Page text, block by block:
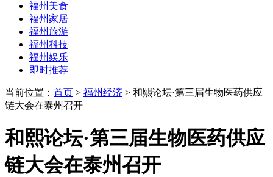
福州美食
福州家居
福州旅游
福州科技
福州娱乐
即时推荐
当前位置： 首页 > 福州经济 > 和熙论坛·第三届生物医药供应
链大会在泰州召开
和熙论坛·第三届生物医药供应
链大会在泰州召开